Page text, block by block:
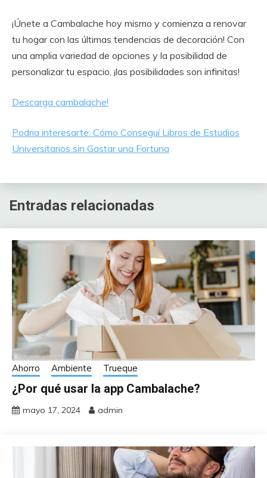
¡Únete a Cambalache hoy mismo y comienza a renovar
tu hogar con las últimas tendencias de decoración! Con
una amplia variedad de opciones y la posibilidad de
personalizar tu espacio, ¡las posibilidades son infinitas!
Descarga cambalache!
Podria interesarte: Cómo Conseguí Libros de Estudios
Universitarios sin Gastar una Fortuna
Entradas relacionadas
Ahorro Ambiente Trueque
¿Por qué usar la app Cambalache?
mayo 17, 2024 admin